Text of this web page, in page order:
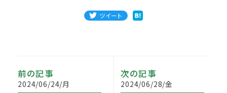
ツイート
前の記事
2024/06/24/月
次の記事
2024/06/28/金